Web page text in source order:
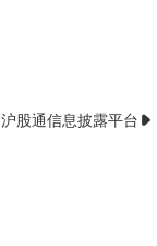
沪股通信息披露平台